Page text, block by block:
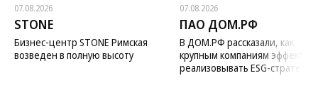
07.08.2026
STONE
Бизнес-центр STONE Римская
возведен в полную высоту
07.08.2026
ПАО ДОМ.РФ
В ДОМ.РФ рассказали, как
крупным компаниям
реализовывать ESG-стратегию